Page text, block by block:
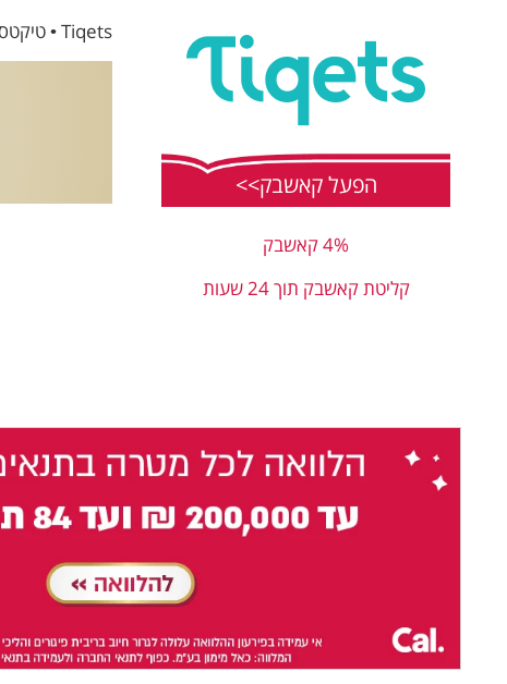
הפעל קאשבק>>
4% קאשבק
קליטת קאשבק תוך 24 שעות
Tiqets • טיקטס - היא פלטפורמת הזמנות מקוונת למוזיאונים ואטרקציות שמחברת מטיילים ברחבי העולם עם דרכים נוספות לחוות תרבות.